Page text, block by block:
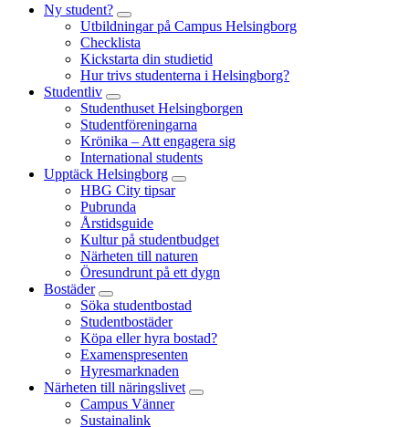
Ny student?
Utbildningar på Campus Helsingborg
Checklista
Kickstarta din studietid
Hur trivs studenterna i Helsingborg?
Studentliv
Studenthuset Helsingborgen
Studentföreningarna
Krönika – Att engagera sig
International students
Upptäck Helsingborg
HBG City tipsar
Pubrunda
Årstidsguide
Kultur på studentbudget
Närheten till naturen
Öresundrunt på ett dygn
Bostäder
Söka studentbostad
Studentbostäder
Köpa eller hyra bostad?
Examenspresenten
Hyresmarknaden
Närheten till näringslivet
Campus Vänner
Sustainalink